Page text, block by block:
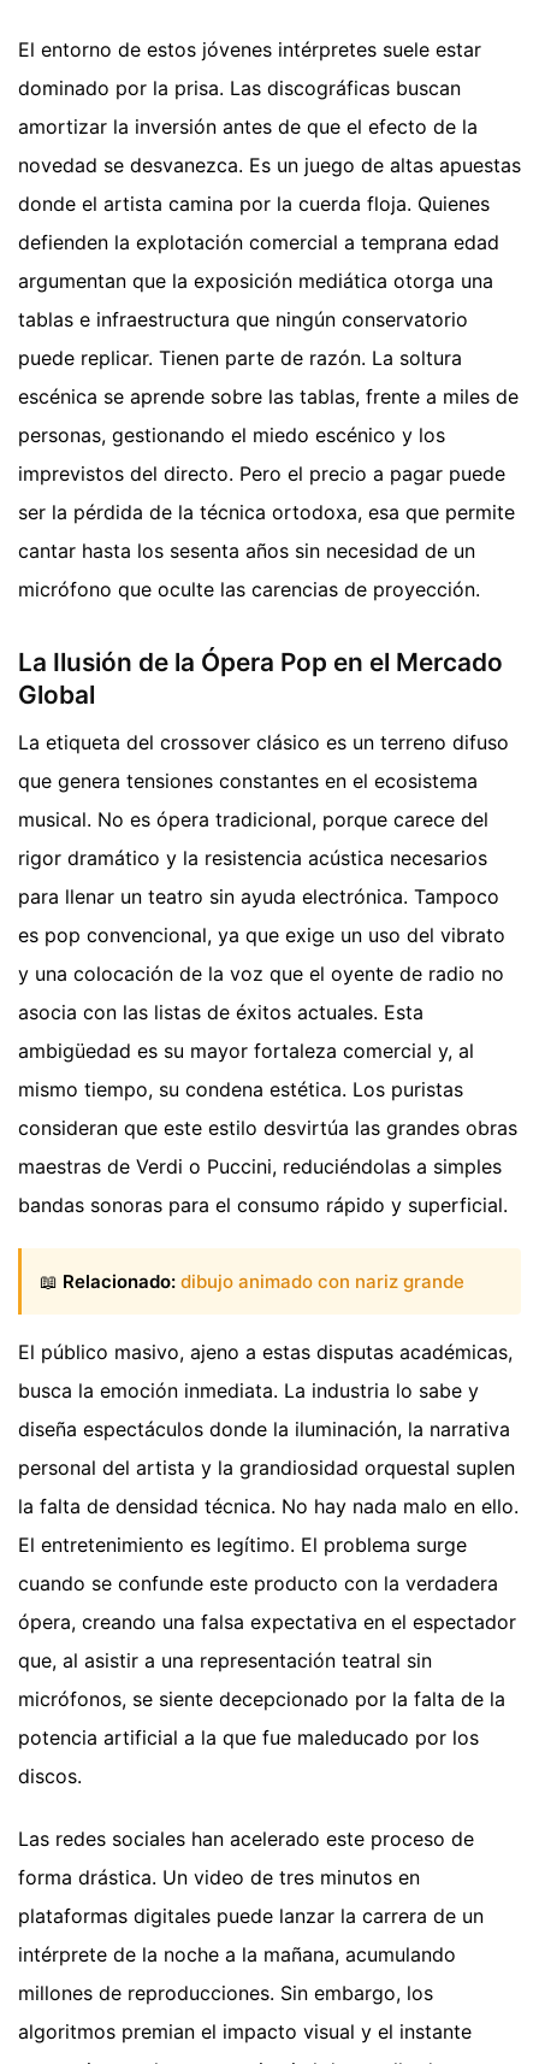
El entorno de estos jóvenes intérpretes suele estar
dominado por la prisa. Las discográficas buscan
amortizar la inversión antes de que el efecto de la
novedad se desvanezca. Es un juego de altas apuestas
donde el artista camina por la cuerda floja. Quienes
defienden la explotación comercial a temprana edad
argumentan que la exposición mediática otorga una
tablas e infraestructura que ningún conservatorio
puede replicar. Tienen parte de razón. La soltura
escénica se aprende sobre las tablas, frente a miles de
personas, gestionando el miedo escénico y los
imprevistos del directo. Pero el precio a pagar puede
ser la pérdida de la técnica ortodoxa, esa que permite
cantar hasta los sesenta años sin necesidad de un
micrófono que oculte las carencias de proyección.
La Ilusión de la Ópera Pop en el Mercado
Global
La etiqueta del crossover clásico es un terreno difuso
que genera tensiones constantes en el ecosistema
musical. No es ópera tradicional, porque carece del
rigor dramático y la resistencia acústica necesarios
para llenar un teatro sin ayuda electrónica. Tampoco
es pop convencional, ya que exige un uso del vibrato
y una colocación de la voz que el oyente de radio no
asocia con las listas de éxitos actuales. Esta
ambigüedad es su mayor fortaleza comercial y, al
mismo tiempo, su condena estética. Los puristas
consideran que este estilo desvirtúa las grandes obras
maestras de Verdi o Puccini, reduciéndolas a simples
bandas sonoras para el consumo rápido y superficial.
📖 Relacionado: dibujo animado con nariz grande
El público masivo, ajeno a estas disputas académicas,
busca la emoción inmediata. La industria lo sabe y
diseña espectáculos donde la iluminación, la narrativa
personal del artista y la grandiosidad orquestal suplen
la falta de densidad técnica. No hay nada malo en ello.
El entretenimiento es legítimo. El problema surge
cuando se confunde este producto con la verdadera
ópera, creando una falsa expectativa en el espectador
que, al asistir a una representación teatral sin
micrófonos, se siente decepcionado por la falta de la
potencia artificial a la que fue maleducado por los
discos.
Las redes sociales han acelerado este proceso de
forma drástica. Un video de tres minutos en
plataformas digitales puede lanzar la carrera de un
intérprete de la noche a la mañana, acumulando
millones de reproducciones. Sin embargo, los
algoritmos premian el impacto visual y el instante